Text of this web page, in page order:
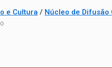
e Cultura / Núcleo de Difusão